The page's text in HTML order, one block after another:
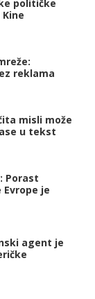
političke
reklama
misli može
u tekst
Porast
je
agent je